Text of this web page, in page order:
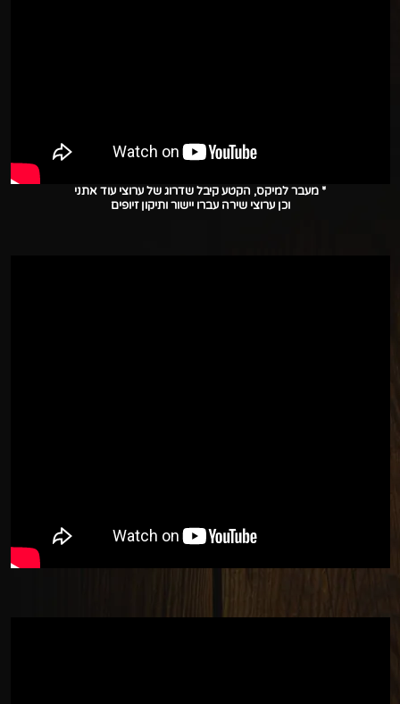
* מעבר למיקס, הקטע קיבל שדרוג של ערוצי עוד אתני
וכן ערוצי שירה עברו יישור ותיקון זיופים